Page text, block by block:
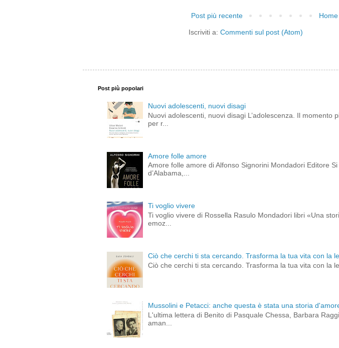
Post più recente
Iscriviti a: Commenti sul post (Atom)
Post più popolari
Nuovi adolescenti, nuovi disagi
Nuovi adolescenti, nuovi disagi L’adolescenza. Il
per r...
Amore folle amore
Amore folle amore di Alfonso Signorini Mondadori Editore
d’Alabama,...
Ti voglio vivere
Ti voglio vivere di Rossella Rasulo Mondadori libri «Una
emoz...
Ciò che cerchi ti sta cercando. Trasforma la tua vita con la
Ciò che cerchi ti sta cercando. Trasforma la tua vita con la
Mussolini e Petacci: anche questa è stata una storia
L'ultima lettera di Benito di Pasquale Chessa, Barbara
aman...